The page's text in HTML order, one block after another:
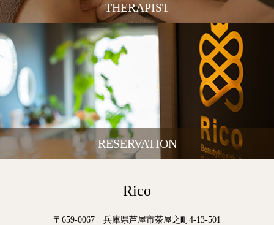
THERAPIST
RESERVATION
Rico
〒659-0067 兵庫県芦屋市茶屋之町4-13-501